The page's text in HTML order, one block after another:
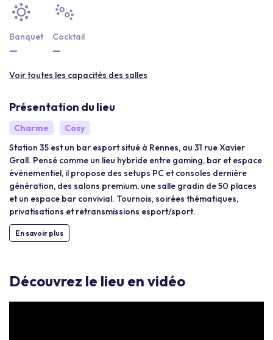
Banquet
—
Cocktail
—
Voir toutes les capacités des salles
Présentation du lieu
Charme
Cosy
Station 35 est un bar esport situé à Rennes, au 31 rue Xavier
Grall. Pensé comme un lieu hybride entre gaming, bar et espace
événementiel, il propose des setups PC et consoles dernière
génération, des salons premium, une salle gradin de 50 places
et un espace bar convivial. Tournois, soirées thématiques,
privatisations et retransmissions esport/sport.
En savoir plus
Découvrez le lieu en vidéo